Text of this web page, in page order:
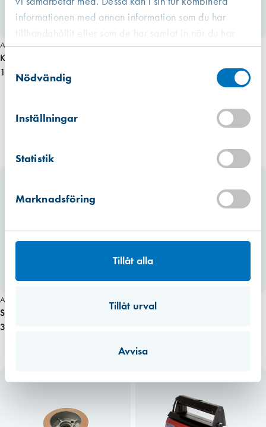
informationen med annan information som du har
tillhandahållit eller som de har samlat in när du har
använt deras tjänster.
Samtyckesval
Nödvändig
Inställningar
Statistik
Marknadsföring
Tillåt alla
Tillåt urval
Avvisa
Art. nr 3094
Kittmejsel, trekantsjärn för glasrensning
1 120,00 kr
Art. nr 8886
Spotheater SH 800, Fönsterlampa
för färg och kitt
3 930,00 kr
Art. nr 7760
Kittoff transporthjul 4 st
Finns i lager (2 st)
Finns i lager (2 st)
Hitta hit
Hitta hit